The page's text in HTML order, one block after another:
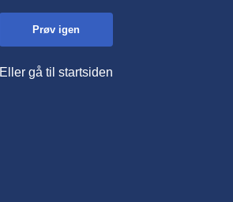
Prøv igen
Eller gå til startsiden